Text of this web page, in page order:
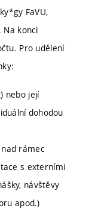
FaVU,
Na konci
Pro udělení
nebo její
dohodou
rámec
s externími
návštěvy
apod.)